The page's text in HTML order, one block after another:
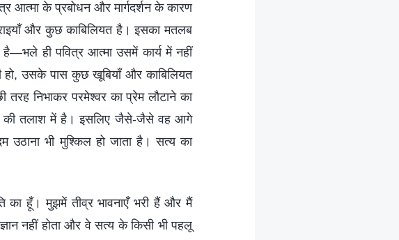
आत्मा के प्रबोधन और मार्गदर्शन के कारण
और कुछ काबिलियत है। इसका मतलब
ही पवित्र आत्मा उसमें कार्य में नहीं
हो, उसके पास कुछ खूबियाँ और काबिलियत
निभाकर परमेश्वर का प्रेम लौटाने का
की तलाश में है। इसलिए जैसे-जैसे वह आगे
भी मुश्किल हो जाता है। सत्य का
हूँ। मुझमें तीव्र भावनाएँ भरी हैं और मैं
नहीं होता और वे सत्य के किसी भी पहलू